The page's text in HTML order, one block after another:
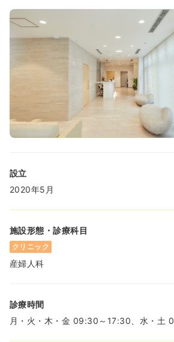
設立
2020年5月
施設形態・診療科目
クリニック
産婦人科
診療時間
月・火・木・金 09:30～17:30、水・土